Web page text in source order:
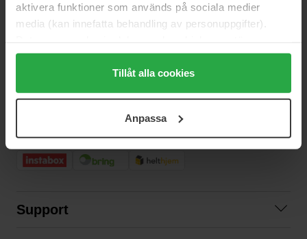
aktivera funktioner som används på sociala medier
media (kan innefatta behandling av personuppgifter).
Genom att trycka på "Tillåt alla cookies" accepterar du
alla cookies, medan du under "Detaljer" kan anpassa
användningen av cookies. Du kan när som helst återkalla
samt vår Integritetspolicy.
Tillåt alla cookies
Anpassa
Vil du få de beste beauty-nyhetene rett i innboksen? Vi gir deg
de siste trendene, tipsene og eksklusive tilbud!
RASK LEVERING
Support